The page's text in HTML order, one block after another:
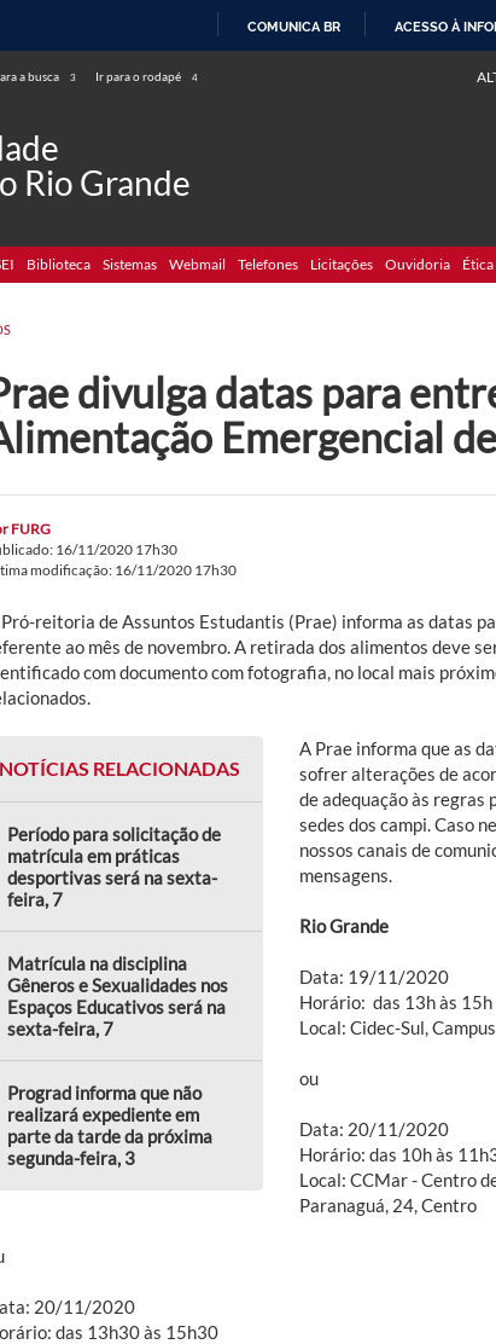
COMUNICA BR ACESSO À
a busca 3 Ir para o rodapé 4
Rio Grande
Biblioteca Sistemas Webmail Telefones Licitações Ouvidoria
divulga datas para
Emergencial
FURG
16/11/2020 17h30
modificação: 16/11/2020 17h30
Pró-reitoria de Assuntos Estudantis (Prae) informa as datas
ao mês de novembro. A retirada dos alimentos deve
com documento com fotografia, no local mais
NOTÍCIAS RELACIONADAS
Período para solicitação de
matrícula em práticas
desportivas será na sexta-
feira, 7
Matrícula na disciplina
Gêneros e Sexualidades nos
Espaços Educativos será na
sexta-feira, 7
Prograd informa que não
realizará expediente em
parte da tarde da próxima
segunda-feira, 3
A Prae informa que as
sofrer alterações de
de adequação às
sedes dos campi. Caso
nossos canais de
mensagens.
Rio Grande
Data: 19/11/2020
Horário: das 13h às 15h
Local: Cidec-Sul,
ou
Data: 20/11/2020
Horário: das 10h às
Local: CCMar - Centro
Paranaguá, 24, Centro
20/11/2020
das 13h30 às 15h30